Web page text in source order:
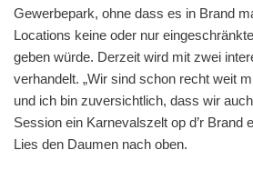
Gewerbepark, ohne dass es in Brand
Locations keine oder nur
geben würde. Derzeit wird mit zwei
verhandelt. „Wir sind schon recht weit
und ich bin zuversichtlich, dass wir
Session ein Karnevalszelt op d’r Brand
Lies den Daumen nach oben.